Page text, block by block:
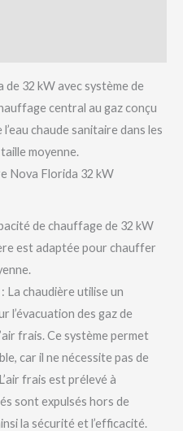
32 kW avec système de
central au gaz conçu
chaude sanitaire dans les
moyenne.
Nova Florida 32 kW
de chauffage de 32 kW
est adaptée pour chauffer
: La chaudière utilise un
l’évacuation des gaz de
frais. Ce système permet
car il ne nécessite pas de
frais est prélevé à
sont expulsés hors de
la sécurité et l’efficacité.